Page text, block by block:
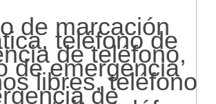
de marcación
teléfono de
de teléfono,
de emergencia
libres, teléfono
de